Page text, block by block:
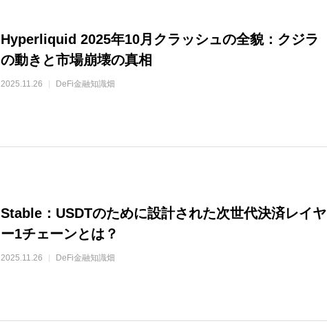
Hyperliquid 2025年10月クラッシュの全貌：クジラ
の動きと市場崩壊の真相
2025.11.26 DeFi金融知識畑
Stable：USDTのために設計された次世代決済レイヤ
ー1チェーンとは？
2025.11.26 DeFi金融知識畑